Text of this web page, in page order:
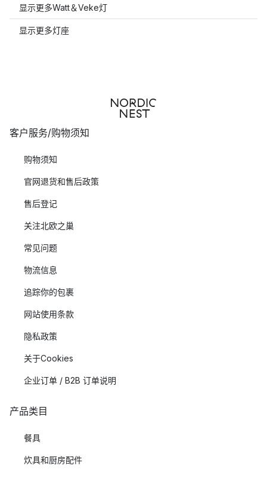
显示更多Watt＆Vek​​e灯
显示更多灯座
客户服务/购物须知
购物须知
官网退货和售后政策
售后登记
关注北欧之巢
常见问题
物流信息
追踪你的包裹
网站使用条款
隐私政策
关于Cookies
企业订单 / B2B 订单说明
产品类目
餐具
炊具和厨房配件